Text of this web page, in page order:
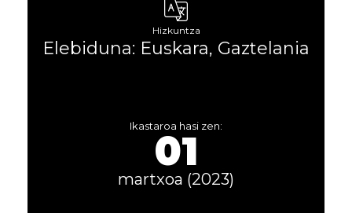
Hizkuntza
Elebiduna: Euskara, Gaztelania
Ikastaroa hasi zen:
01
martxoa (2023)